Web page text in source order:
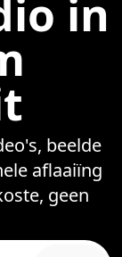
in
beelde
aflaaiïng
geen